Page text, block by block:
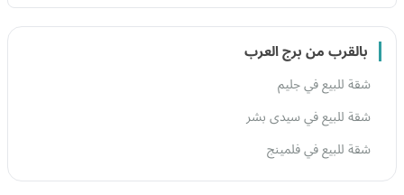
بالقرب من برج العرب
شقة للبيع في جليم
شقة للبيع في سيدى بشر
شقة للبيع في فلمينج